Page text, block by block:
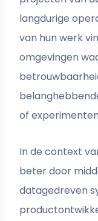
langdurige
van hun werk
omgevingen
of
In de context
beter door
datagedreven